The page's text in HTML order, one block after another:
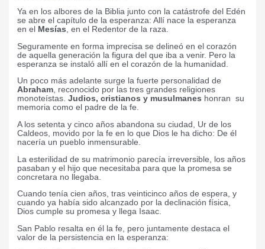
Ya en los albores de la Biblia junto con la catástrofe del Edén
se abre el capítulo de la esperanza: Allí nace la esperanza
en el
Mesías , en el Redentor de la raza.
Seguramente en forma imprecisa se delineó en el corazón
de aquella generación la figura del que iba a venir. Pero la
esperanza se instaló allí en el corazón de la humanidad.
Un poco más adelante surge la fuerte personalidad de
Abraham, reconocido por las tres grandes religiones
monoteístas.Judios, cristianos y musulmanes honran
su
memoria como el padre de la fe.
A los setenta y cinco años abandona su ciudad, Ur de los
Caldeos, movido por la fe en lo que Dios le ha dicho: De él
nacería un pueblo inmensurable.
La esterilidad de su matrimonio parecía irreversible, los años
pasaban y el hijo que necesitaba para que la promesa se
concretara no llegaba.
Cuando tenía cien años, tras veinticinco años de espera, y
cuando ya había sido alcanzado por la declinación física,
Dios cumple su promesa y llega Isaac.
San Pablo resalta en él la fe, pero juntamente destaca el
valor de la persistencia en la esperanza: